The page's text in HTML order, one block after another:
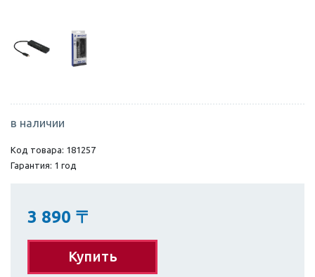
в наличии
Код товара: 181257
Гарантия: 1 год
3 890 〒
Купить